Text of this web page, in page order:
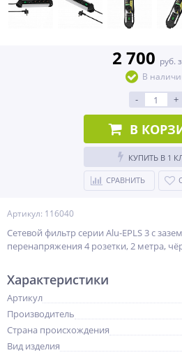
Артикул: 116040
Сетевой фильтр серии Alu-EPLS 3 с
перенапряжения 4 розетки, 2 метра,
2 700 руб.
В
- +
В
КУПИТЬ В 1
СРАВНИТЬ
Характеристики
Артикул
Производитель
Страна происхождения
Вид изделия